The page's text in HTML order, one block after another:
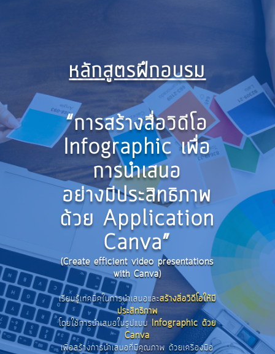
หลักสูตรฝึกอบรม
“การสร้างสื่อวิดีโอ
Infographic เพื่อ
การนำเสนอ
อย่างมีประสิทธิภาพ
ด้วย Application
Canva”
(Create efficient video presentations
with Canva)
เรียนรู้เทคนิคในการนำเสนอและสร้างสื่อวิดีโอให้มี
ประสิทธิภาพ
โดยใช้การนำเสนอในรูปแบบ Infographic ด้วย
Canva
เพื่อสร้างการนำเสนอที่มีคุณภาพ ด้วยเครื่องมือ